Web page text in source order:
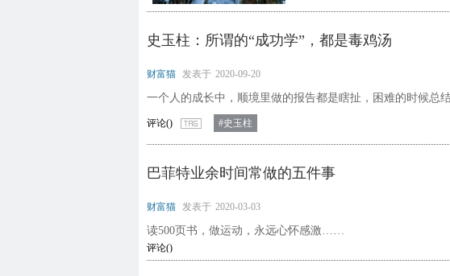
史玉柱：所谓的“成功学”，都是毒鸡汤
财富猫 发表于 2020-09-20
一个人的成长中，顺境里做的报告都是瞎扯，困难的时候总
评论() #史玉柱
巴菲特业余时间常做的五件事
财富猫 发表于 2020-03-03
读500页书，做运动，永远心怀感激……
评论()